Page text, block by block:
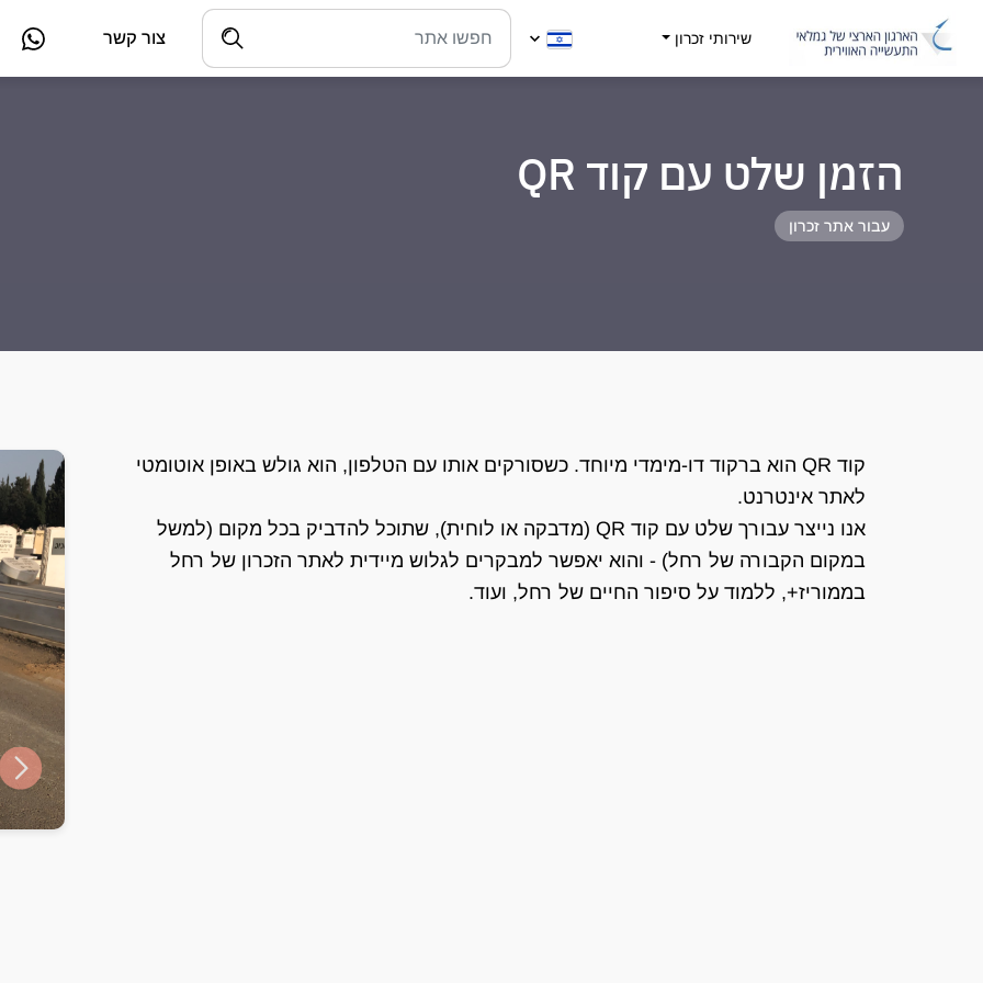
שירותי זכרון צור קשר
הזמן שלט עם קוד QR
עבור אתר זכרון
קוד QR הוא ברקוד דו-מימדי מיוחד. כשסורקים אותו עם הטלפון, הוא גולש באופן אוטומטי
לאתר אינטרנט.
אנו נייצר עבורך שלט עם קוד QR (מדבקה או לוחית), שתוכל להדביק בכל מקום (למשל
במקום הקבורה של רחל) - והוא יאפשר למבקרים לגלוש מיידית לאתר הזכרון של רחל
בממוריז+, ללמוד על סיפור החיים של רחל, ועוד.